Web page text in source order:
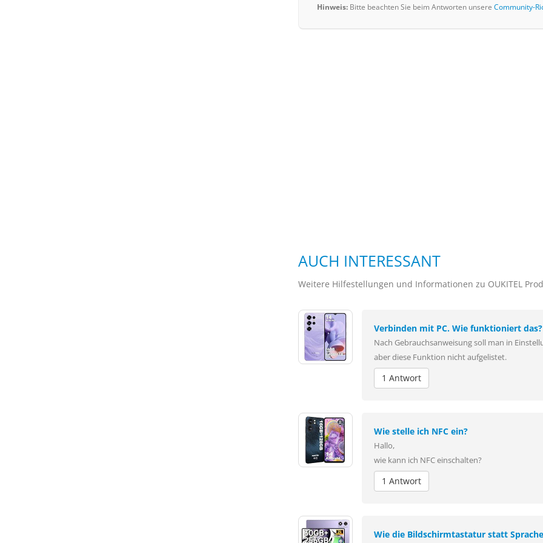
Hinweis: Bitte beachten Sie beim Antworten unsere Community-
AUCH INTERESSANT
Weitere Hilfestellungen und Informationen zu OUKITEL
Verbinden mit PC. Wie funktioniert das?
Nach Gebrauchsanweisung soll man in
aber diese Funktion nicht aufgelistet.
1 Antwort
Wie stelle ich NFC ein?
Hallo,
wie kann ich NFC einschalten?
1 Antwort
Wie die Bildschirmtastatur statt